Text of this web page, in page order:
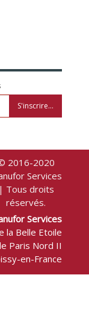
S'inscrire...
Services
la Belle Etoile
Paris Nord II
en-France
2016-2020
Services
| Tous droits
réservés.